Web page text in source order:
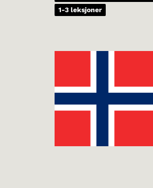
1-3 leksjoner